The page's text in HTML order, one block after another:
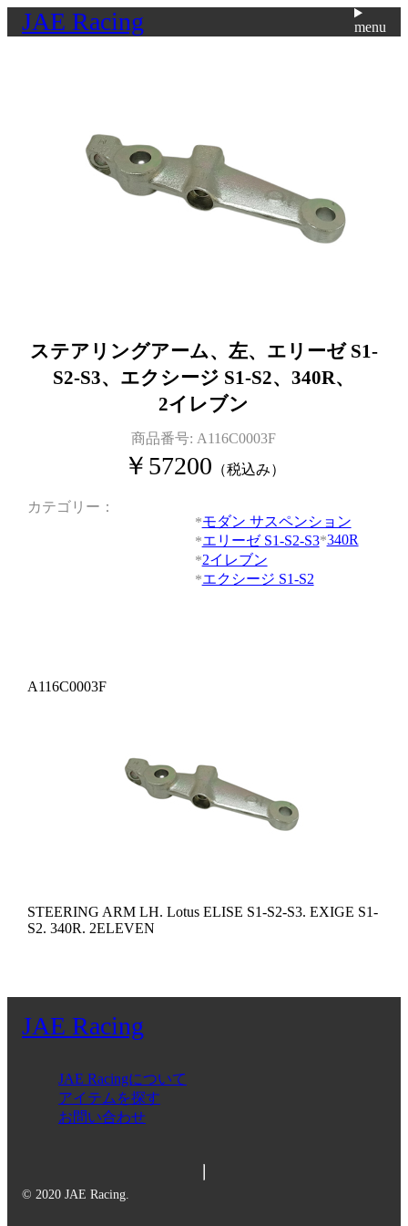
JAE Racing menu
ステアリングアーム、左、エリーゼ S1-
S2-S3、エクシージ S1-S2、340R、
2イレブン
商品番号: A116C0003F
￥ 57200 （税込み）
カテゴリー
モダン サスペンション
エリーゼ S1-S2-S3 340R
2イレブン
エクシージ S1-S2
A116C0003F
STEERING ARM LH. Lotus ELISE S1-S2-S3. EXIGE S1-
S2. 340R. 2ELEVEN
JAE Racing
JAE Racingについて
アイテムを探す
お問い合わせ
© 2020 JAE Racing.